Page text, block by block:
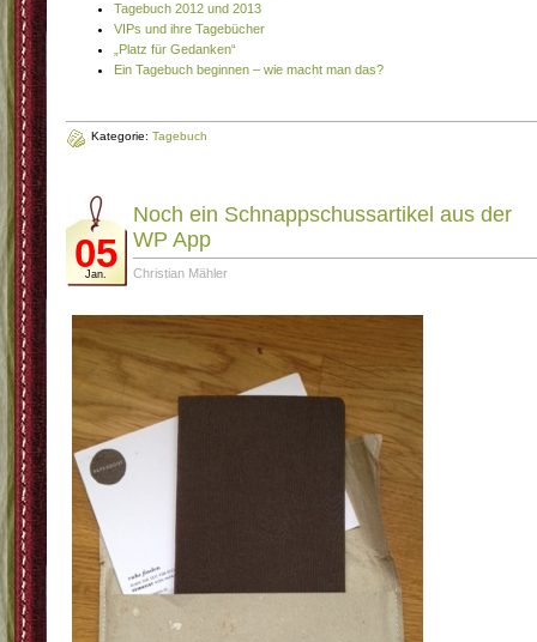
Tagebuch 2012 und 2013
VIPs und ihre Tagebücher
„Platz für Gedanken“
Ein Tagebuch beginnen – wie macht man das?
Kategorie: Tagebuch
05
Jan.
Noch ein Schnappschussartikel aus der
WP App
Christian Mähler